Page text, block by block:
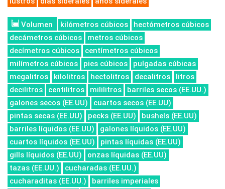
Volumen kilómetros cúbicos
hectómetros cúbicos
decámetros cúbicos
metros cúbicos
decímetros cúbicos
centímetros cúbicos
milímetros cúbicos
pies cúbicos
pulgadas cúbicas
megalitros
kilolitros hectolitros decalitros
litros
decilitros
centilitros mililitros
barriles secos (EE.UU.)
galones secos (EE.UU)
cuartos secos (EE.UU)
pintas secas (EE.UU)
pecks (EE.UU)
bushels (EE.UU)
barriles líquidos (EE.UU)
galones líquidos (EE.UU)
cuartos líquidos (EE.UU)
pintas líquidas (EE.UU)
gills líquidos (EE.UU)
onzas líquidas (EE.UU)
tazas (EE.UU.)
cucharadas (EE.UU.)
cucharaditas (EE.UU.)
barriles imperiales